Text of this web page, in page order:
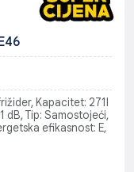
Kapacitet: 271l
dB, Tip: Samostojeći,
efikasnost: E,